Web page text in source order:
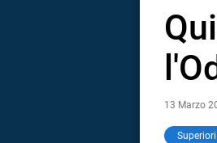
13 Marzo
Superiori